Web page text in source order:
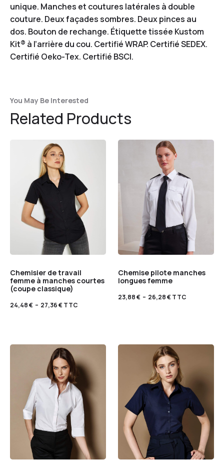
unique. Manches et coutures latérales à double
couture. Deux façades sombres. Deux pinces au
dos. Bouton de rechange. Étiquette tissée Kustom
Kit® à l’arrière du cou. Certifié WRAP. Certifié SEDEX.
Certifié Oeko-Tex. Certifié BSCI.
You May Be Interested
Related Products
Chemisier de travail
femme à manches courtes
(coupe classique)
24,48€ – 27,36€TTC
Chemise pilote manches
longues femme
23,88€ – 26,28€TTC